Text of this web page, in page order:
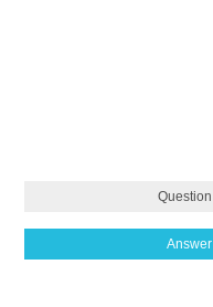
Question
Answer